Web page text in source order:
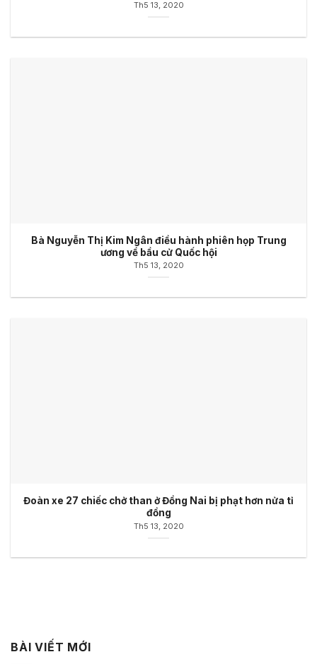
Th5 13, 2020
Bà Nguyễn Thị Kim Ngân điều hành phiên họp Trung
ương về bầu cử Quốc hội
Th5 13, 2020
Đoàn xe 27 chiếc chở than ở Đồng Nai bị phạt hơn nửa tỉ
đồng
Th5 13, 2020
BÀI VIẾT MỚI